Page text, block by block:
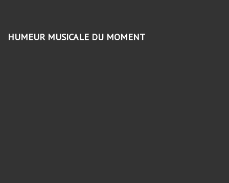
HUMEUR MUSICALE DU MOMENT